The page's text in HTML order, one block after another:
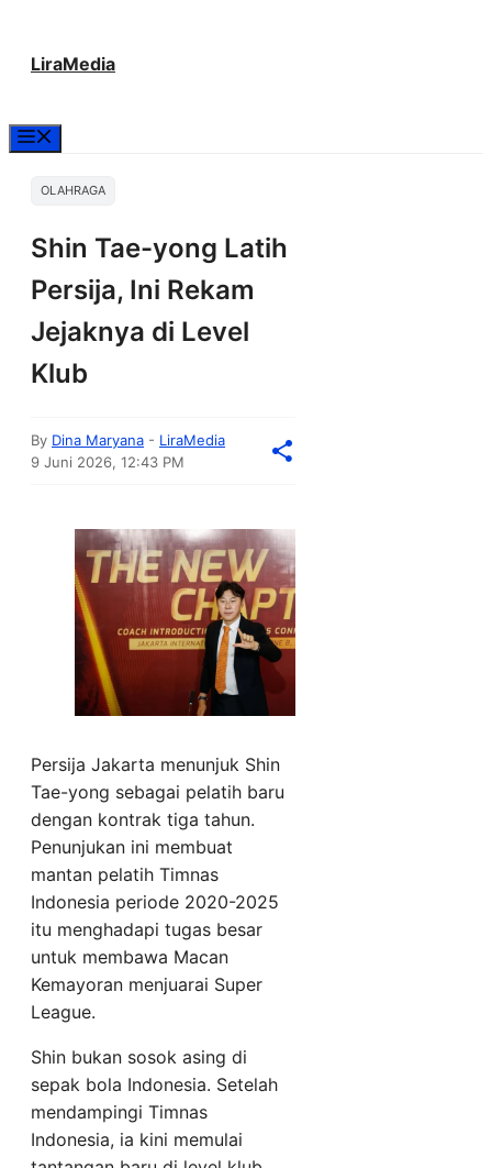
LiraMedia
OLAHRAGA
Shin Tae-yong Latih
Persija, Ini Rekam
Jejaknya di Level
Klub
By Dina Maryana - LiraMedia
9 Juni 2026, 12:43 PM
Persija Jakarta menunjuk Shin
Tae-yong sebagai pelatih baru
dengan kontrak tiga tahun.
Penunjukan ini membuat
mantan pelatih Timnas
Indonesia periode 2020-2025
itu menghadapi tugas besar
untuk membawa Macan
Kemayoran menjuarai Super
League.
Shin bukan sosok asing di
sepak bola Indonesia. Setelah
mendampingi Timnas
Indonesia, ia kini memulai